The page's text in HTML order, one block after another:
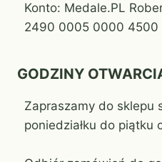
Konto: Medale.PL
2490 0005 0000 4500
GODZINY
Zapraszamy do sklepu
poniedziałku do piątku